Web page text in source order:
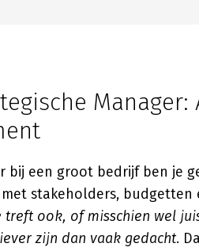
bij een groot bedrijf ben je
stakeholders, budgetten
ook, of misschien wel
zijn dan vaak gedacht.